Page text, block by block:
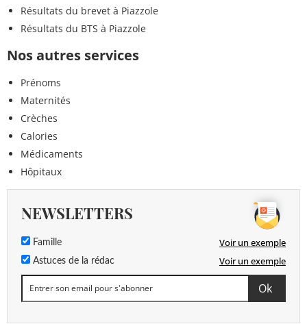
Résultats du brevet à Piazzole
Résultats du BTS à Piazzole
Nos autres services
Prénoms
Maternités
Crèches
Calories
Médicaments
Hôpitaux
NEWSLETTERS
Famille Voir un exemple
Astuces de la rédac Voir un exemple